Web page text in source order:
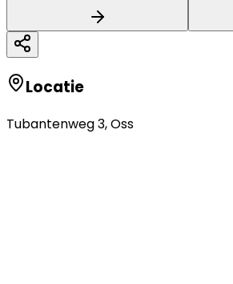
Locatie
Tubantenweg 3,Oss